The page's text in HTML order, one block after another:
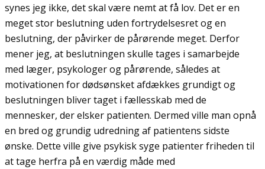
synes jeg ikke, det skal være nemt at få lov. Det er en
meget stor beslutning uden fortrydelsesret og en
beslutning, der påvirker de pårørende meget. Derfor
mener jeg, at beslutningen skulle tages i samarbejde
med læger, psykologer og pårørende, således at
motivationen for dødsønsket afdækkes grundigt og
beslutningen bliver taget i fællesskab med de
mennesker, der elsker patienten. Dermed ville man opnå
en bred og grundig udredning af patientens sidste
ønske. Dette ville give psykisk syge patienter friheden til
at tage herfra på en værdig måde med